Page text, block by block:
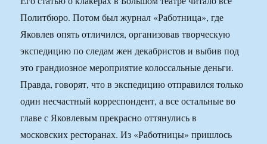
Политбюро. Потом был журнал «Работница», где
Яковлев опять отличился, организовав творческую
экспедицию по следам жен декабристов и выбив под
это грандиозное мероприятие колоссальные деньги.
Правда, говорят, что в экспедицию отправился только
один несчастный корреспондент, а все остальные во
главе с Яковлевым прекрасно оттянулись в
московских ресторанах. Из «Работницы» пришлось